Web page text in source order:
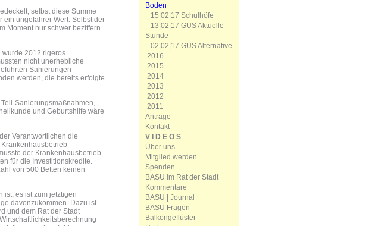
selbst diese Summe
ein ungefährer Wert. Selbst der
Moment nur schwer beziffern
wurde 2012 rigeros
nicht unerhebliche
Sanierungen
werden, die bereits erfolgte
Sanierungsmaßnahmen,
und Geburtshilfe wäre
Verantwortlichen die
der Krankenhausbetrieb
für die Investitionskredite.
von 500 Betten keinen
ist, es ist zum jetztigen
davonzukommen. Dazu ist
und dem Rat der Stadt
Boden
15|02|17 Schulhöfe
13|02|17 GUS Aktuelle
Stunde
02|02|17 GUS Alternative
2016
2015
2014
2013
2012
2011
Anträge
Kontakt
V I D E O S
Über uns
Mitglied werden
Spenden
BASU im Rat der Stadt
Kommentare
BASU | Journal
BASU Fragen
Balkongeflüster